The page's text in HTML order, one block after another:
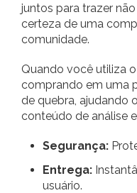
juntos para trazer
certeza de uma
comunidade.
Quando você utiliza
comprando em uma
de quebra, ajudando
conteúdo de análise
Segurança:
Entrega:
usuário.